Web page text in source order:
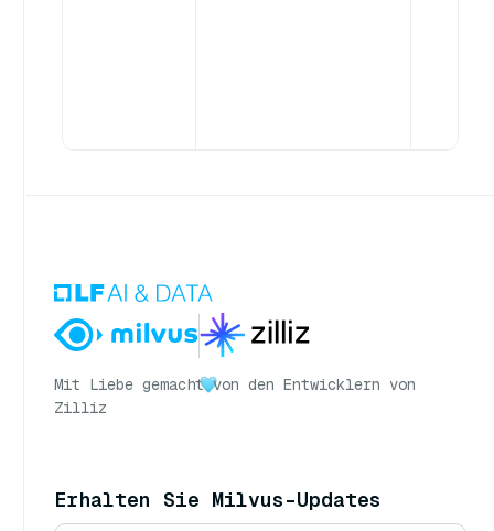
Mit Liebe gemacht von den Entwicklern von
Zilliz
Erhalten Sie Milvus-Updates